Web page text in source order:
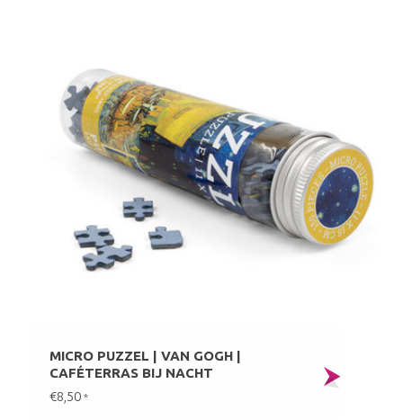
MICRO PUZZEL | VAN GOGH |
CAFÉTERRAS BIJ NACHT
€8,50 *